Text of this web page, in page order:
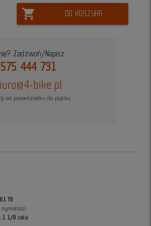
shopping_cart DO KOSZYKA
Zadzwoń/Napisz
575 444 731
bike.pl
od poniedziałku do piątku
T6
1 1/8 cala